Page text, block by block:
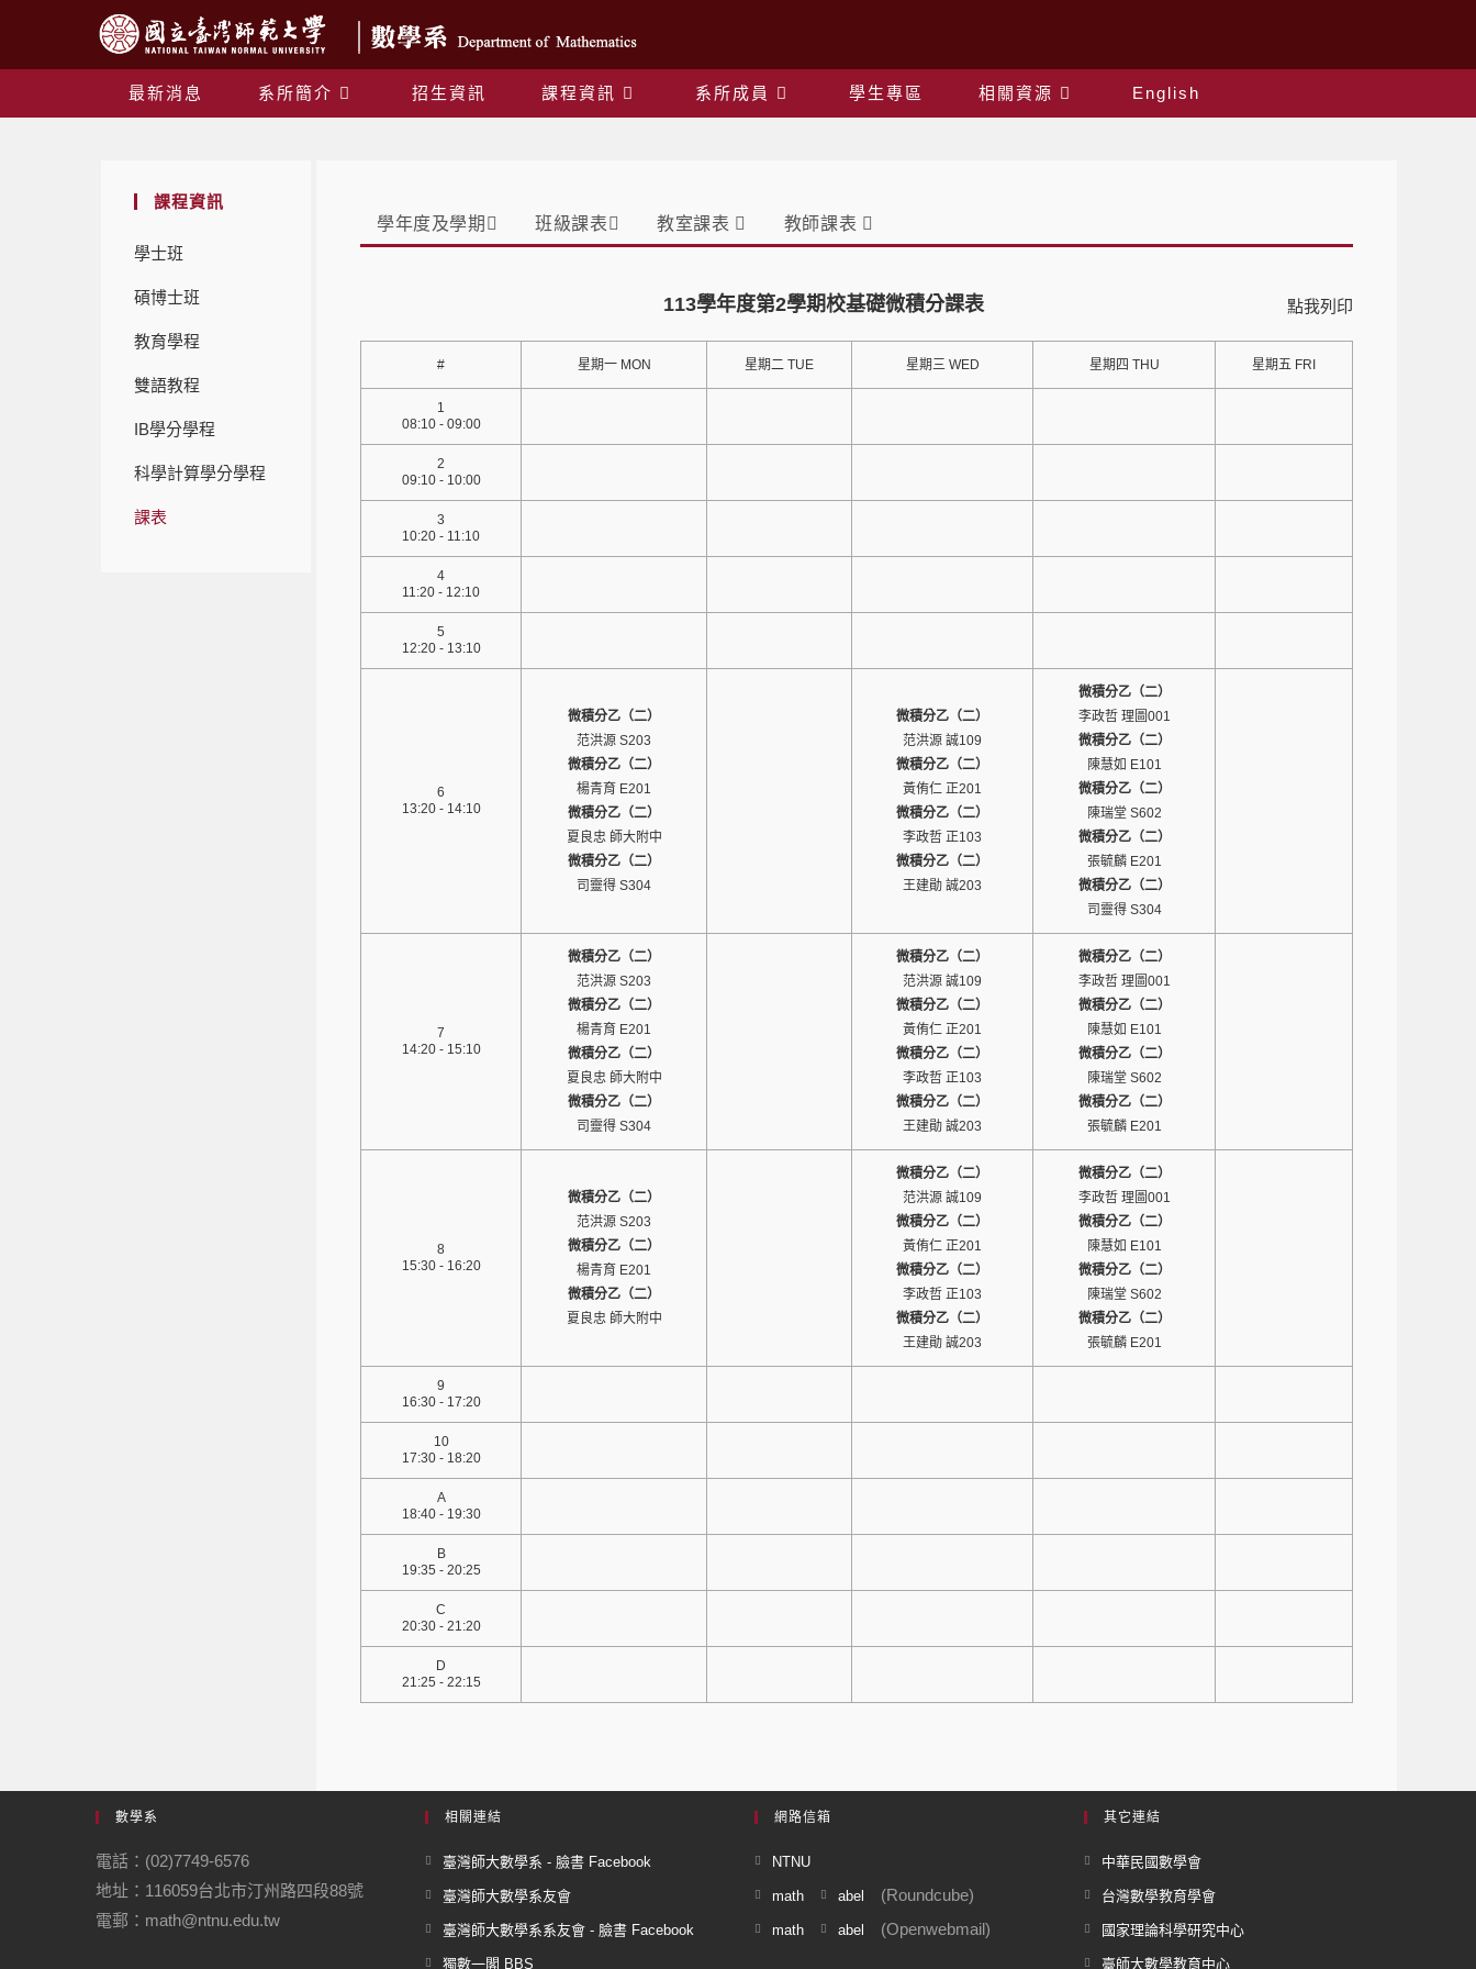
最新消息 系所簡介 招生資訊 課程資訊 系所成員 學生專區 相關資源
English
課程資訊
學士班
碩博士班
教育學程
雙語教程
IB學分學程
科學計算學分學程
課表
學年度及學期 班級課表 教室課表 教師課表
點我列印
113學年度第2學期校基礎微積分課表
# 星期一 MON 星期二 TUE 星期三 WED 星期四 THU 星期五 FRI
1
08:10 - 09:00
2
09:10 - 10:00
3
10:20 - 11:10
4
11:20 - 12:10
5
12:20 - 13:10
6
13:20 - 14:10
微積分乙（二）
范洪源 S203
微積分乙（二）
楊青育 E201
微積分乙（二）
夏良忠 師大附中
微積分乙（二）
司靈得 S304
微積分乙（二）
范洪源 誠109
微積分乙（二）
黃侑仁 正201
微積分乙（二）
李政哲 正103
微積分乙（二）
王建勛 誠203
微積分乙（二）
李政哲 理圖001
微積分乙（二）
陳慧如 E101
微積分乙（二）
陳瑞堂 S602
微積分乙（二）
張毓麟 E201
微積分乙（二）
司靈得 S304
7
14:20 - 15:10
微積分乙（二）
范洪源 S203
微積分乙（二）
楊青育 E201
微積分乙（二）
夏良忠 師大附中
微積分乙（二）
司靈得 S304
微積分乙（二）
范洪源 誠109
微積分乙（二）
黃侑仁 正201
微積分乙（二）
李政哲 正103
微積分乙（二）
王建勛 誠203
微積分乙（二）
李政哲 理圖001
微積分乙（二）
陳慧如 E101
微積分乙（二）
陳瑞堂 S602
微積分乙（二）
張毓麟 E201
8
15:30 - 16:20
微積分乙（二）
范洪源 S203
微積分乙（二）
楊青育 E201
微積分乙（二）
夏良忠 師大附中
微積分乙（二）
范洪源 誠109
微積分乙（二）
黃侑仁 正201
微積分乙（二）
李政哲 正103
微積分乙（二）
王建勛 誠203
微積分乙（二）
李政哲 理圖001
微積分乙（二）
陳慧如 E101
微積分乙（二）
陳瑞堂 S602
微積分乙（二）
張毓麟 E201
9
16:30 - 17:20
10
17:30 - 18:20
A
18:40 - 19:30
B
19:35 - 20:25
C
20:30 - 21:20
D
21:25 - 22:15
數學系
電話：(02)7749-6576
地址：116059台北市汀州路四段88號
電郵：math@ntnu.edu.tw
相關連結
臺灣師大數學系 - 臉書 Facebook
臺灣師大數學系友會
臺灣師大數學系系友會 - 臉書 Facebook
獨數一閣 BBS
網路信箱
NTNU
math abel (Roundcube)
math abel (Openwebmail)
其它連結
中華民國數學會
台灣數學教育學會
國家理論科學研究中心
臺師大數學教育中心